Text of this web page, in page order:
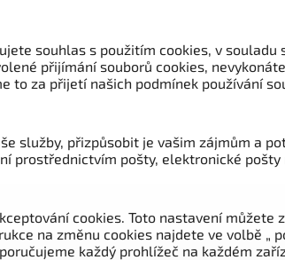
souhlas s použitím cookies, v souladu
přijímání souborů cookies,
to za přijetí našich podmínek používání
služby, přizpůsobit je vašim zájmům a
prostřednictvím pošty, elektronické
cookies. Toto nastavení můžete
na změnu cookies najdete ve volbě „
každý prohlížeč na každém